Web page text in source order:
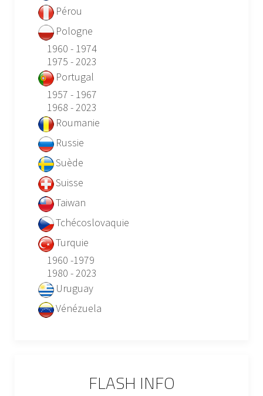
Pérou
Pologne
1960 - 1974
1975 - 2023
Portugal
1957 - 1967
1968 - 2023
Roumanie
Russie
Suède
Suisse
Taiwan
Tchécoslovaquie
Turquie
1960 -1979
1980 - 2023
Uruguay
Vénézuela
FLASH INFO